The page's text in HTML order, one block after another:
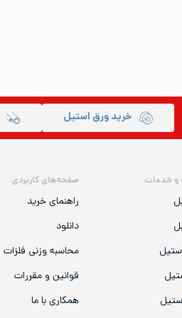
خرید ورق استیل
و خدمات صفحه‌های کاربردی
راهنمای خرید
دانلود
محاسبه وزنی فلزات
قوانین و مقررات
همکاری با ما